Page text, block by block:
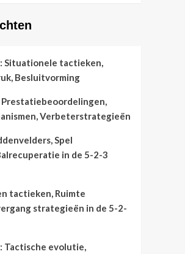
Situationele tactieken,
Besluitvorming
Verbeterstrategieën
Spel
in de 5-2-3
tactieken, Ruimte
strategieën in de 5-2-
Tactische evolutie,